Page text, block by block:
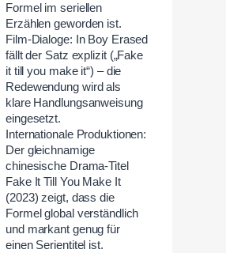
Formel im seriellen
Erzählen geworden ist.
Film-Dialoge: In Boy Erased
fällt der Satz explizit („Fake
it till you make it“) – die
Redewendung wird als
klare Handlungsanweisung
eingesetzt.
Internationale Produktionen:
Der gleichnamige
chinesische Drama-Titel
Fake It Till You Make It
(2023) zeigt, dass die
Formel global verständlich
und markant genug für
einen Serientitel ist.